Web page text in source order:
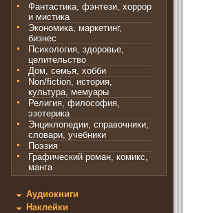
Фантастика, фэнтези, хоррор
и мистика
Экономика, маркетинг,
бизнес
Психология, здоровье,
целительство
Дом, семья, хобби
Non/fiction, история,
культура, мемуары
Религия, философия,
эзотерика
Энциклопедии, справочники,
словари, учебники
Поэзия
Графический роман, комикс,
манга
Аудиокниги
Наклейки